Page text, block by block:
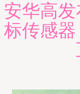
安华高
标传感